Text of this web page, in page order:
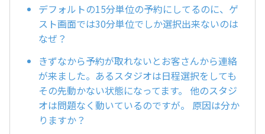
デフォルトの15分単位の予約にしてるのに、ゲ
スト画面では30分単位でしか選択出来ないのは
なぜ？
きずなから予約が取れないとお客さんから連絡
が来ました。あるスタジオは日程選択をしても
その先動かない状態になってます。 他のスタジ
オは問題なく動いているのですが。 原因は分か
りますか？